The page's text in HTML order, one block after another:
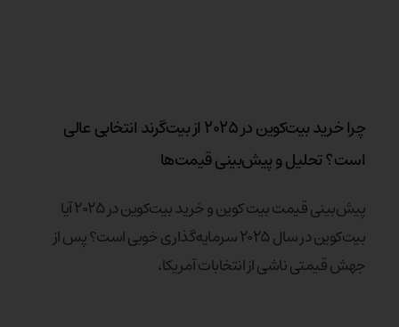
چرا خرید بیت‌کوین در ۲۰۲۵ از بیت‌گرند انتخابی عالی
است؟ تحلیل و پیش‌بینی قیمت‌ها
پیش‌بینی قیمت‌ بیت کوین و خرید بیت‌کوین در ۲۰۲۵ آیا
بیت‌کوین در سال ۲۰۲۵ سرمایه‌گذاری خوبی است؟ پس از
جهش قیمتی ناشی از انتخابات آمریکا،